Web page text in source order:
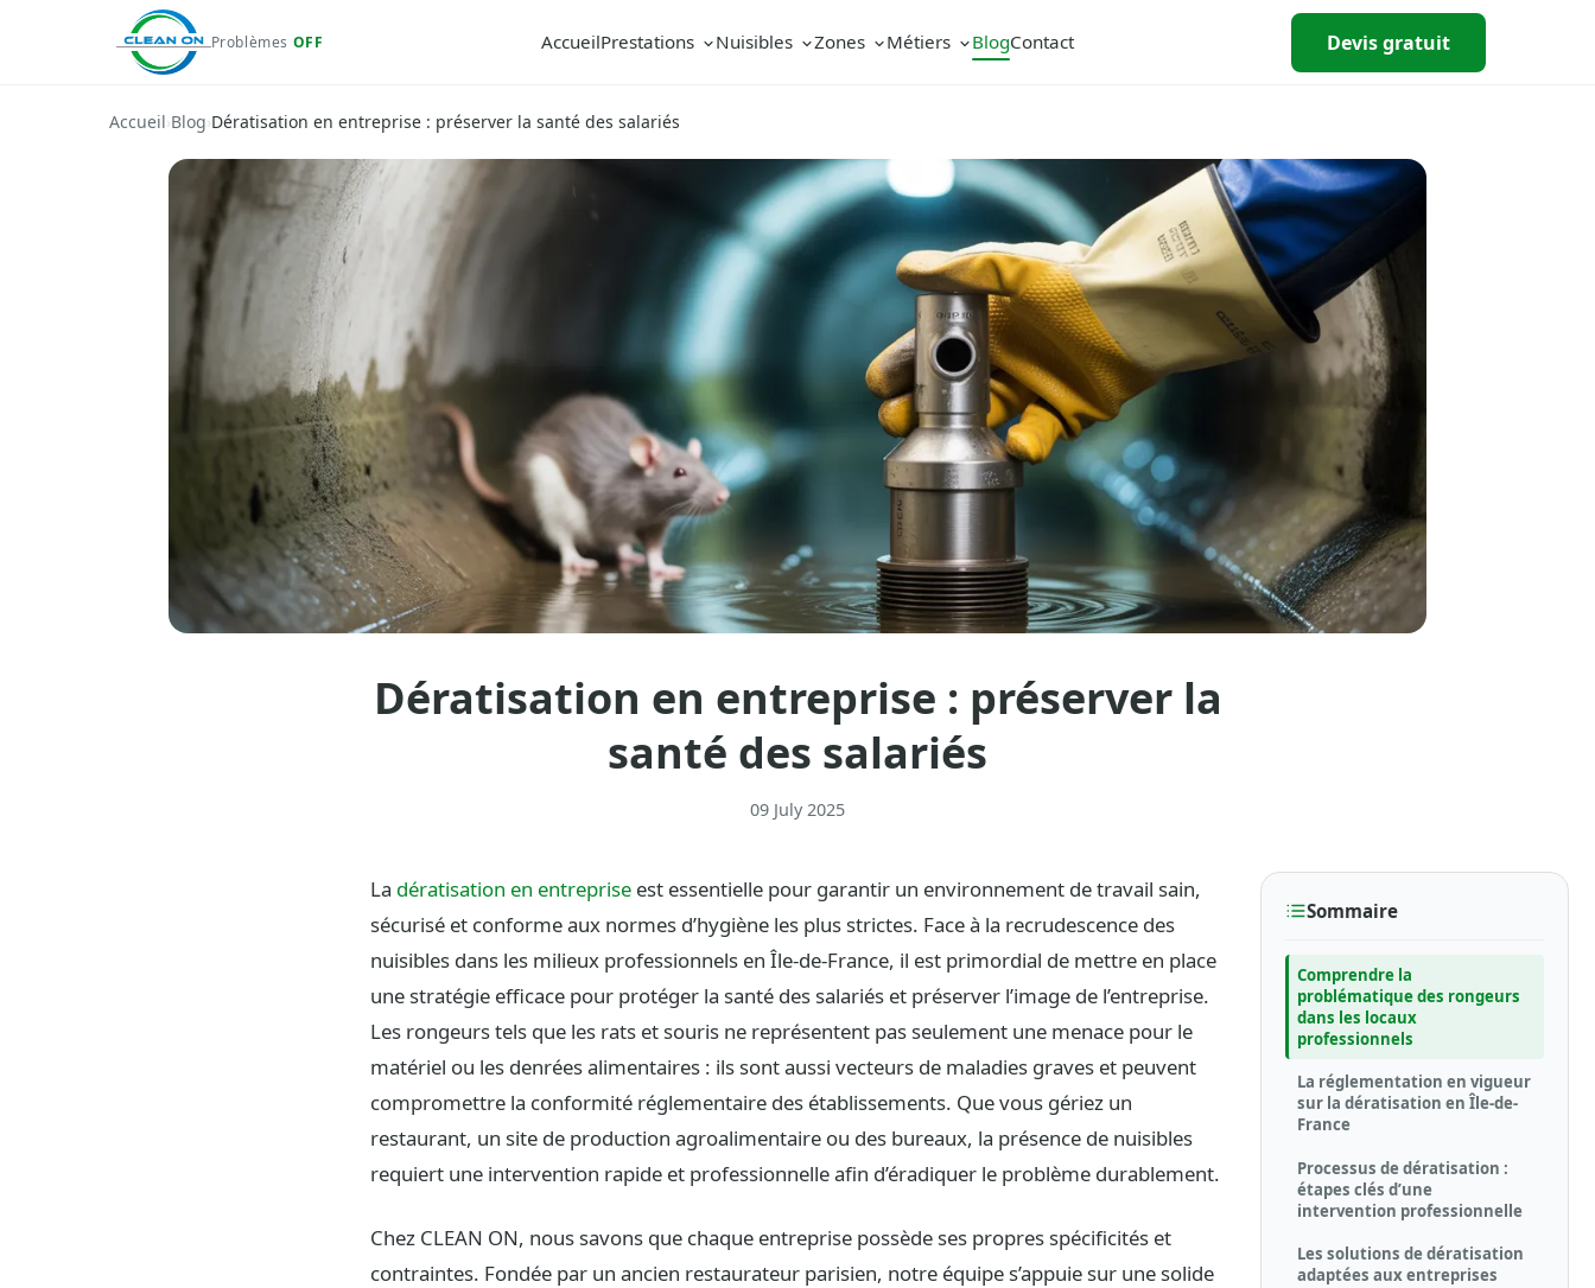
Problèmes OFF AccueilPrestations Nuisibles Zones Métiers BlogContact Devis gratuit
Accueil›Blog›Dératisation en entreprise : préserver la santé des salariés
Dératisation en entreprise : préserver la
santé des salariés
09 July 2025
La dératisation en entreprise est essentielle pour garantir un environnement de travail sain,
sécurisé et conforme aux normes d’hygiène les plus strictes. Face à la recrudescence des
nuisibles dans les milieux professionnels en Île-de-France, il est primordial de mettre en place
une stratégie efficace pour protéger la santé des salariés et préserver l’image de l’entreprise.
Les rongeurs tels que les rats et souris ne représentent pas seulement une menace pour le
matériel ou les denrées alimentaires : ils sont aussi vecteurs de maladies graves et peuvent
compromettre la conformité réglementaire des établissements. Que vous gériez un
restaurant, un site de production agroalimentaire ou des bureaux, la présence de nuisibles
requiert une intervention rapide et professionnelle afin d’éradiquer le problème durablement.
Chez CLEAN ON, nous savons que chaque entreprise possède ses propres spécificités et
contraintes. Fondée par un ancien restaurateur parisien, notre équipe s’appuie sur une solide
Sommaire
Comprendre la
problématique des rongeurs
dans les locaux
professionnels
La réglementation en vigueur
sur la dératisation en Île-de-
France
Processus de dératisation :
étapes clés d’une
intervention professionnelle
Les solutions de dératisation
adaptées aux entreprises